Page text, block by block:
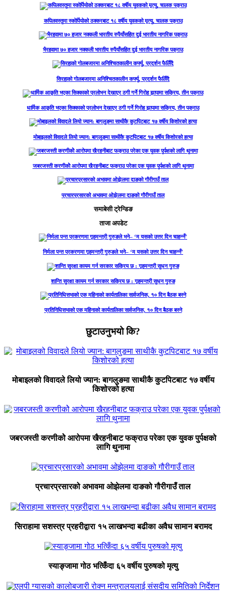
कपिलवस्तुमा स्कोर्पियोको ठक्करबाट १८ वर्षीय युवकको मृत्यु, चालक पक्राउ
भैरहवामा ७० हजार नक्कली भारतीय रुपैयाँसहित दुई भारतीय नागरिक पक्राउ
सिरहाको गोलबजारमा अनिश्चितकालीन कर्फ्यु, प्रदर्शन फैलिँदै
धार्मिक आकृति भएका सिक्काको प्रलोभन देखाएर ठगी गर्ने गिरोह झापामा सक्रिय, तीन पक्राउ
मोबाइलको विवादले लियो ज्यान: बागलुङमा साथीकै कुटपिटबाट १७ वर्षीय किशोरको हत्या
जबरजस्ती करणीकोे आरोपमा खैरहनीबाट फक्राउ परेका एक युवक पुर्पक्षको लागि थुनामा
प्रचारप्रसारको अभावमा ओझेलमा दाङको गौरीगाउँ ताल
समाबेसी ट्रेन्डिङ
ताजा अपडेट
निर्मला पन्त प्रकरणमा गृहमन्त्री गुरुङले भने– ‘म यसको उत्तर दिन चाहन्नँ’
शान्ति सुरक्षा कायम गर्न सरकार सक्रिय छ : गृहमन्त्री सुधन गुरुङ
प्रतिनिधिसभाको एक महिनाको कार्यतालिका सार्वजनिक, १० दिन बैठक बस्ने
छुटाउनुभयो कि?
मोबाइलको विवादले लियो ज्यान: बागलुङमा साथीकै कुटपिटबाट १७ वर्षीय
किशोरको हत्या
जबरजस्ती करणीकोे आरोपमा खैरहनीबाट फक्राउ परेका एक युवक पुर्पक्षको
लागि थुनामा
प्रचारप्रसारको अभावमा ओझेलमा दाङको गौरीगाउँ ताल
सिराहामा सशस्त्र प्रहरीद्वारा १५ लाखभन्दा बढीका अवैध सामान बरामद
स्याङ्जामा गोठ भत्किँदा ६५ वर्षीय पुरुषको मृत्यु